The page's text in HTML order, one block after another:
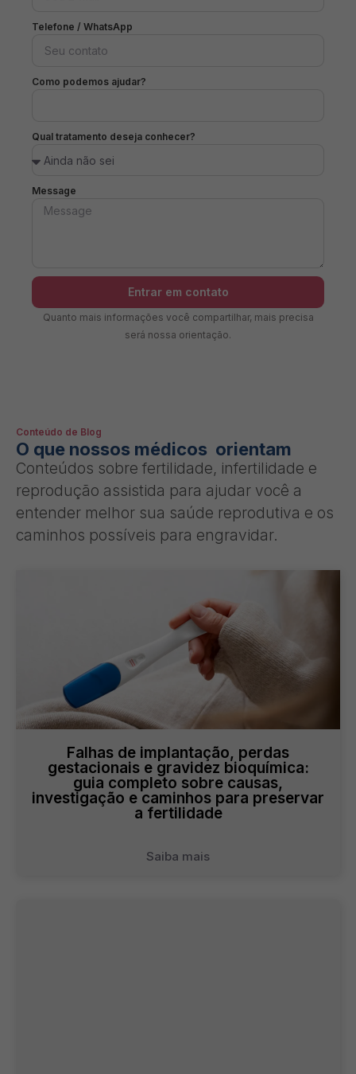
Telefone / WhatsApp
Como podemos ajudar?
Qual tratamento deseja conhecer?
Message
Entrar em contato
Quanto mais informações você compartilhar, mais precisa
será nossa orientação.
Conteúdo de Blog
O que nossos médicos orientam
Conteúdos sobre fertilidade, infertilidade e
reprodução assistida para ajudar você a
entender melhor sua saúde reprodutiva e os
caminhos possíveis para engravidar.
Falhas de implantação, perdas
gestacionais e gravidez bioquímica:
guia completo sobre causas,
investigação e caminhos para preservar
a fertilidade
Saiba mais